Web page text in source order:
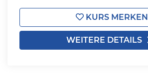
KURS MERKEN
WEITERE DETAILS